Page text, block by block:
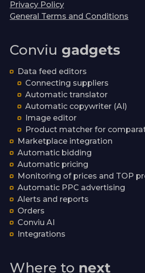
Privacy Policy
General Terms and Conditions
Conviu gadgets
Data feed editors
Connecting suppliers
Automatic translator
Automatic copywriter (AI)
Image editor
Product matcher for
Marketplace integration
Automatic bidding
Automatic pricing
Monitoring of prices and TOP
Automatic PPC advertising
Alerts and reports
Orders
Conviu AI
Integrations
Where to next